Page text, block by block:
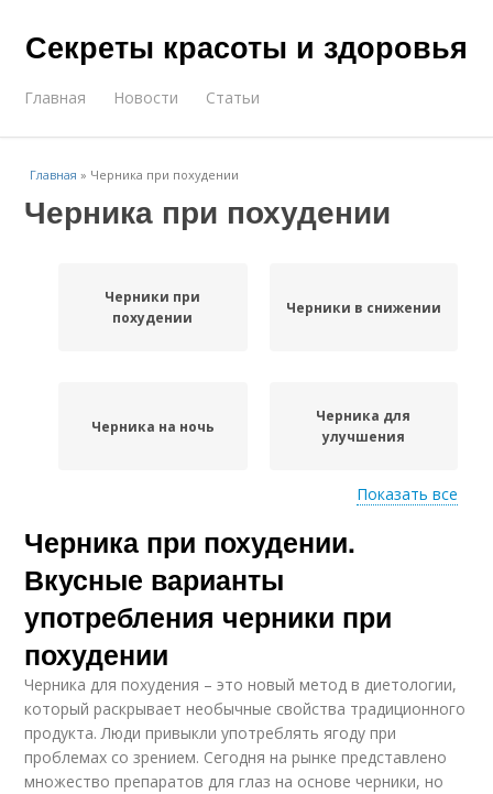
Секреты красоты и здоровья
Главная Новости Статьи
Главная » Черника при похудении
Черника при похудении
Черники при
похудении
Черники в снижении
Черника на ночь
Черника для
улучшения
Черники для глаз
Голубика при
похудении
Голубика для
Показать все
Черника при похудении.
Вкусные варианты
употребления черники при
похудении
Черника для похудения – это новый метод в диетологии,
который раскрывает необычные свойства традиционного
продукта. Люди привыкли употреблять ягоду при
проблемах со зрением. Сегодня на рынке представлено
множество препаратов для глаз на основе черники, но